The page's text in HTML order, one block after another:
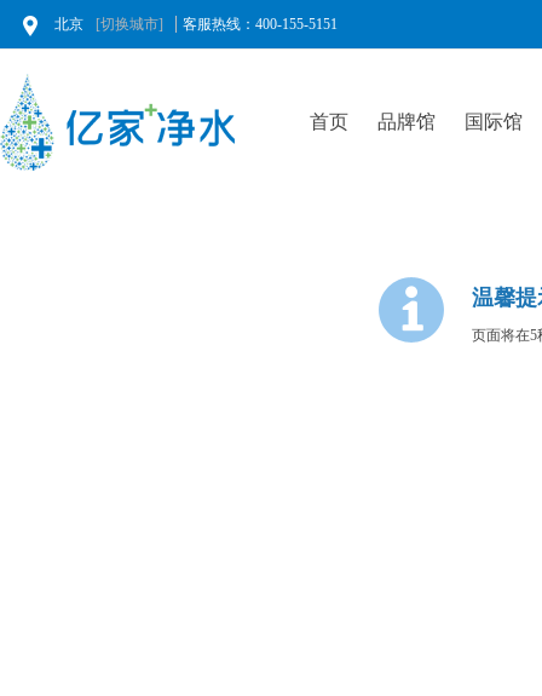
北京 [切换城市] 客服热线：400-155-5151
首页 品牌馆 国际馆
温馨
页面将在5